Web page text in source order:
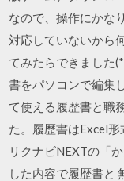
なので、操作にかな
対応していないから
てみたらできました
書をパソコンで編集
て使える履歴書と職
た。履歴書はExcel形
リクナビNEXTの「
した内容で履歴書と